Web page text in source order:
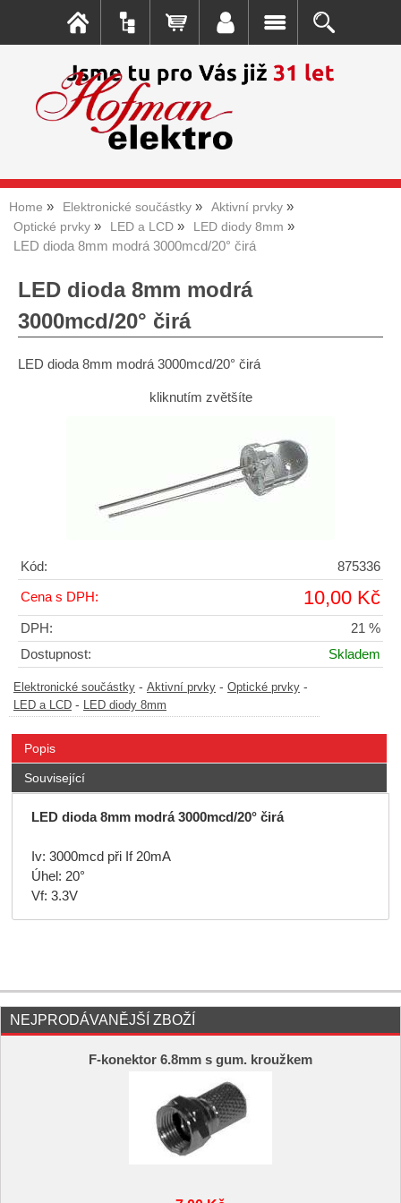
Home Elektronické součástky
Aktivní prvky
Optické prvky
LED a LCD LED diody 8mm
LED dioda 8mm modrá 3000mcd/20° čirá
LED dioda 8mm modrá
3000mcd/20° čirá
LED dioda 8mm modrá 3000mcd/20° čirá
kliknutím zvětšíte
Kód: 875336
Cena s DPH: 10,00 Kč
DPH:
21 %
Dostupnost:
Skladem
Elektronické součástky - Aktivní prvky - Optické prvky -
LED a LCD - LED diody 8mm
Popis
Související
LED dioda 8mm modrá 3000mcd/20° čirá
Iv: 3000mcd při If 20mA
Úhel: 20°
Vf: 3.3V
NEJPRODÁVANĚJŠÍ ZBOŽÍ
F-konektor 6.8mm s gum. kroužkem